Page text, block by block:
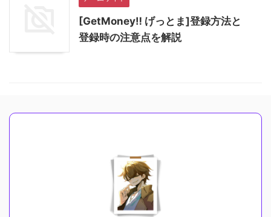
[GetMoney‼︎ げっとま]登録方法と
登録時の注意点を解説